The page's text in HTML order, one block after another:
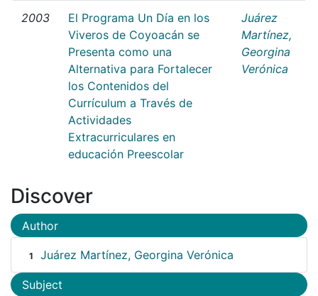
2003
El Programa Un Día en los
Viveros de Coyoacán se
Presenta como una
Alternativa para Fortalecer
los Contenidos del
Currículum a Través de
Actividades
Extracurriculares en
educación Preescolar
Juárez
Martínez,
Georgina
Verónica
Discover
Author
1 Juárez Martínez, Georgina Verónica
Subject